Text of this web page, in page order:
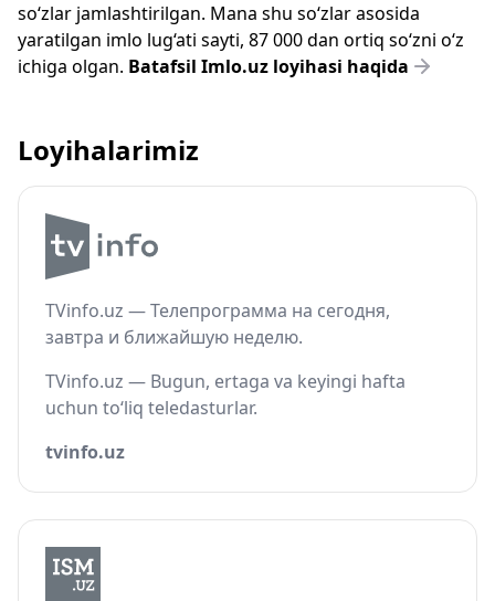
so‘zlar jamlashtirilgan. Mana shu so‘zlar asosida
yaratilgan imlo lug‘ati sayti, 87 000 dan ortiq so‘zni o‘z
ichiga olgan. Batafsil Imlo.uz loyihasi haqida
Loyihalarimiz
TVinfo.uz — Телепрограмма на сегодня,
завтра и ближайшую неделю.
TVinfo.uz — Bugun, ertaga va keyingi hafta
uchun to‘liq teledasturlar.
tvinfo.uz